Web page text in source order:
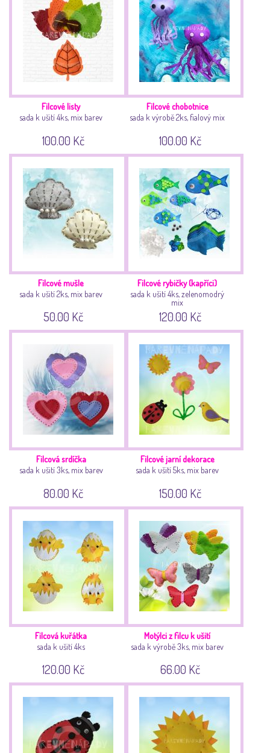
Filcové listy
sada k ušití 4ks, mix barev
100.00 Kč
Filcové chobotnice
sada k výrobě 2ks, fialový mix
100.00 Kč
Filcové mušle
sada k ušití 2ks, mix barev
50.00 Kč
Filcové rybičky (kapříci)
sada k ušití 4ks, zelenomodrý
mix
120.00 Kč
Filcová srdíčka
sada k ušití 3ks, mix barev
80.00 Kč
Filcové jarní dekorace
sada k ušití 5ks, mix barev
150.00 Kč
Filcová kuřátka
sada k ušití 4ks
120.00 Kč
Motýlci z filcu k ušití
sada k výrobě 3ks, mix barev
66.00 Kč